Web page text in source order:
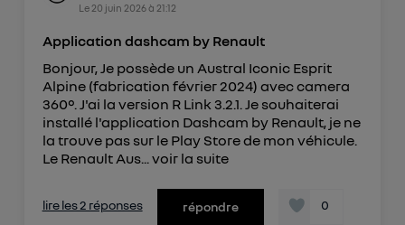
Le 20 juin 2026à 21:12
Application dashcam by Renault
Bonjour, Je possède un Austral Iconic Esprit
Alpine (fabrication février 2024) avec camera
360°. J'ai la version R Link 3.2.1. Je souhaiterai
installé l'application Dashcam by Renault, je ne
la trouve pas sur le Play Store de mon véhicule.
Le Renault Aus... voir la suite
lire les 2 réponses répondre 0